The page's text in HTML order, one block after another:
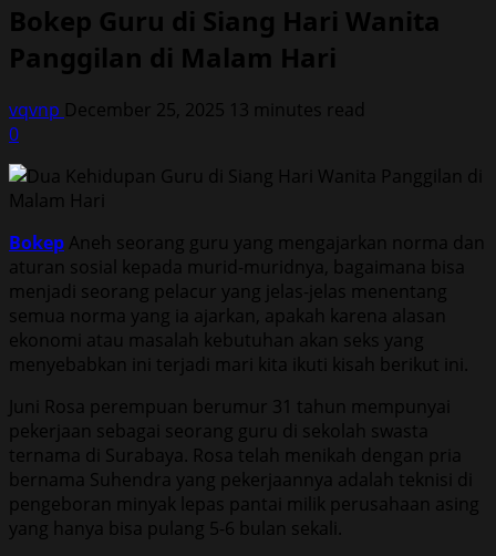
Bokep Guru di Siang Hari Wanita
Panggilan di Malam Hari
vqvnp December 25, 2025 13 minutes read
0
Bokep Aneh seorang guru yang mengajarkan norma dan
aturan sosial kepada murid-muridnya, bagaimana bisa
menjadi seorang pelacur yang jelas-jelas menentang
semua norma yang ia ajarkan, apakah karena alasan
ekonomi atau masalah kebutuhan akan seks yang
menyebabkan ini terjadi mari kita ikuti kisah berikut ini.
Juni Rosa perempuan berumur 31 tahun mempunyai
pekerjaan sebagai seorang guru di sekolah swasta
ternama di Surabaya. Rosa telah menikah dengan pria
bernama Suhendra yang pekerjaannya adalah teknisi di
pengeboran minyak lepas pantai milik perusahaan asing
yang hanya bisa pulang 5-6 bulan sekali.